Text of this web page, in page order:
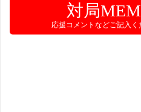
対局
応援コメントなどご記入く